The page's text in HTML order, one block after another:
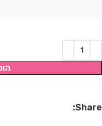
Share: